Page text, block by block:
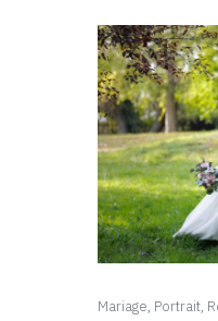
Mariage, Portrait,